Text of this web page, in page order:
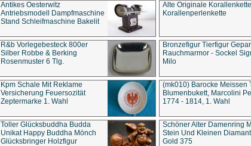
Antikes Oesterwitz
Antriebsmodell Dampfmaschine
Stand Schleifmaschine Bakelit
Alte Originale Korallenkette
Korallenperlenkette
R&b Vorlegebesteck 800er
Silber Robbe & Berking
Rosenmuster 6 Tlg.
Bronzefigur Tierfigur
Rauchmarmor - Sockel
Milo
Kpm Schale Mit Reklame
Versicherung Feuersozität
Zeptermarke 1. Wahl
(mk010) Barocke Meissen
Blumenbukett, Marcolini
1774 - 1814, 1. Wahl
Toller Glücksbuddha Budda
Unikat Happy Buddha Mönch
Glücksbringer Holzfigur
Schöner Alter Damenring
Stein Und Kleinen
Gold 375